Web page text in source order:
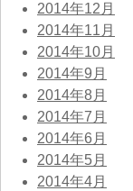
2014年12月
2014年11月
2014年10月
2014年9月
2014年8月
2014年7月
2014年6月
2014年5月
2014年4月